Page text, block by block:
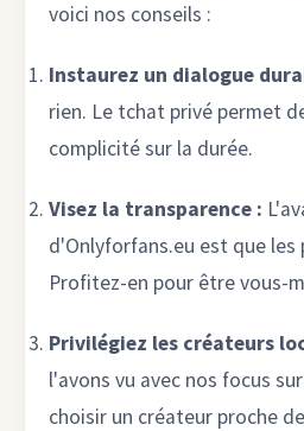
voici nos conseils :
Instaurez un dialogue
rien. Le tchat privé permet
complicité sur la durée.
Visez la transparence :
d'Onlyforfans.eu est que
Profitez-en pour être vous-
Privilégiez les créateurs
l'avons vu avec nos focus sur
choisir un créateur proche